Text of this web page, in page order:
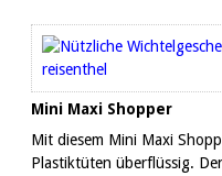
Mini Maxi Shopper
Mit diesem Mini Maxi
Plastiktüten überflüssig.